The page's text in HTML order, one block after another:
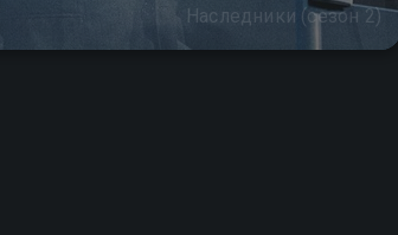
Наследники (сезон 2)